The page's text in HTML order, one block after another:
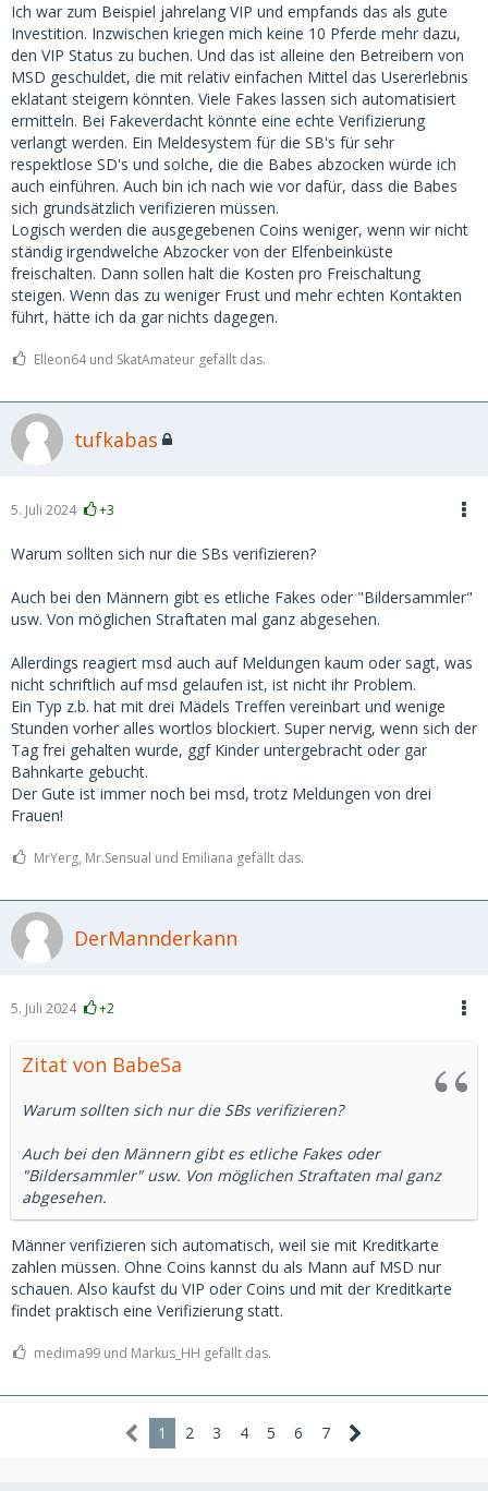
Ich war zum Beispiel jahrelang VIP und empfands das als gute
Investition. Inzwischen kriegen mich keine 10 Pferde mehr dazu,
den VIP Status zu buchen. Und das ist alleine den Betreibern von
MSD geschuldet, die mit relativ einfachen Mittel das Usererlebnis
eklatant steigern könnten. Viele Fakes lassen sich automatisiert
ermitteln. Bei Fakeverdacht könnte eine echte Verifizierung
verlangt werden. Ein Meldesystem für die SB's für sehr
respektlose SD's und solche, die die Babes abzocken würde ich
auch einführen. Auch bin ich nach wie vor dafür, dass die Babes
sich grundsätzlich verifizieren müssen.
Logisch werden die ausgegebenen Coins weniger, wenn wir nicht
ständig irgendwelche Abzocker von der Elfenbeinküste
freischalten. Dann sollen halt die Kosten pro Freischaltung
steigen. Wenn das zu weniger Frust und mehr echten Kontakten
führt, hätte ich da gar nichts dagegen.
Elleon64 und SkatAmateur gefällt das.
tufkabas
5. Juli 2024 +3
Warum sollten sich nur die SBs verifizieren?
Auch bei den Männern gibt es etliche Fakes oder "Bildersammler"
usw. Von möglichen Straftaten mal ganz abgesehen.
Allerdings reagiert msd auch auf Meldungen kaum oder sagt, was
nicht schriftlich auf msd gelaufen ist, ist nicht ihr Problem.
Ein Typ z.b. hat mit drei Mädels Treffen vereinbart und wenige
Stunden vorher alles wortlos blockiert. Super nervig, wenn sich der
Tag frei gehalten wurde, ggf Kinder untergebracht oder gar
Bahnkarte gebucht.
Der Gute ist immer noch bei msd, trotz Meldungen von drei
Frauen!
MrYerg, Mr.Sensual und Emiliana gefällt das.
DerMannderkann
5. Juli 2024 +2
Zitat von BabeSa
Warum sollten sich nur die SBs verifizieren?
Auch bei den Männern gibt es etliche Fakes oder
"Bildersammler" usw. Von möglichen Straftaten mal ganz
abgesehen.
Männer verifizieren sich automatisch, weil sie mit Kreditkarte
zahlen müssen. Ohne Coins kannst du als Mann auf MSD nur
schauen. Also kaufst du VIP oder Coins und mit der Kreditkarte
findet praktisch eine Verifizierung statt.
medima99 und Markus_HH gefällt das.
1 2 3 4 5 6 7